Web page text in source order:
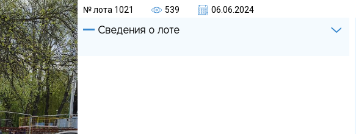
№ лота 1021 539 06.06.2024
Сведения о лоте